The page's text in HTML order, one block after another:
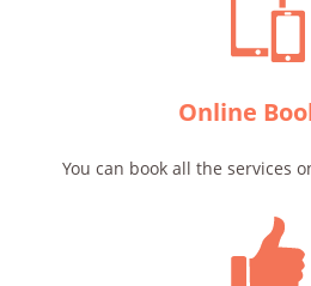
Online
You can book all the services